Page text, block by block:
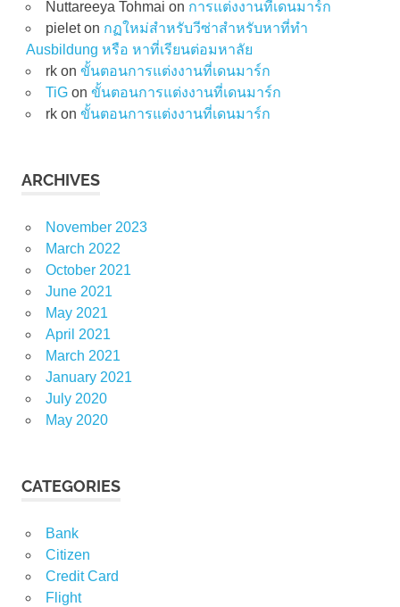
Nuttareeya Tohmai on การแต่งงานที่เดนมาร์ก
pieleton กฏใหม่สำหรับวีซ่าสำหรับหาที่ทำ
Ausbildung หรือ หาที่เรียนต่อมหาลัย
rkon ขั้นตอนการแต่งงานที่เดนมาร์ก
TiGon ขั้นตอนการแต่งงานที่เดนมาร์ก
rkon ขั้นตอนการแต่งงานที่เดนมาร์ก
ARCHIVES
November 2023
March 2022
October 2021
June 2021
May 2021
April 2021
March 2021
January 2021
July 2020
May 2020
CATEGORIES
Bank
Citizen
Credit Card
Flight